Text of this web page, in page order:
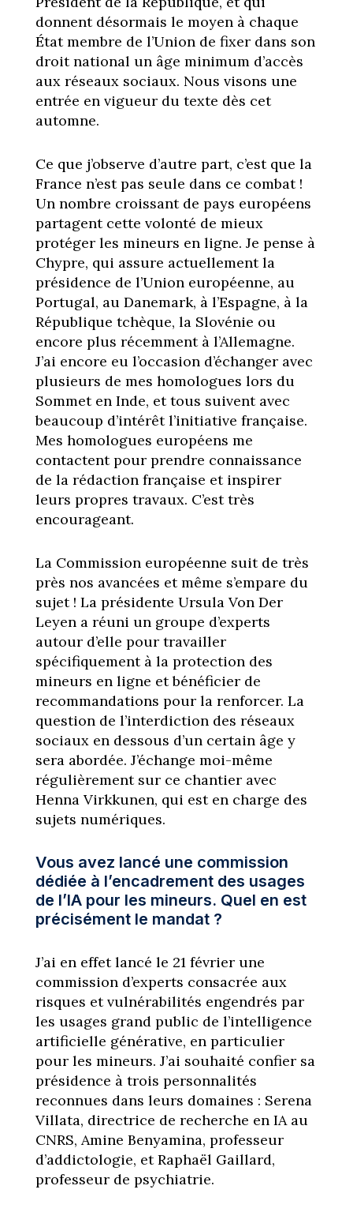
donnent désormais le moyen à chaque
État membre de l’Union de fixer dans son
droit national un âge minimum d’accès
aux réseaux sociaux. Nous visons une
entrée en vigueur du texte dès cet
automne.
Ce que j’observe d’autre part, c’est que la
France n’est pas seule dans ce combat !
Un nombre croissant de pays européens
partagent cette volonté de mieux
protéger les mineurs en ligne. Je pense à
Chypre, qui assure actuellement la
présidence de l’Union européenne, au
Portugal, au Danemark, à l’Espagne, à la
République tchèque, la Slovénie ou
encore plus récemment à l’Allemagne.
J’ai encore eu l’occasion d’échanger avec
plusieurs de mes homologues lors du
Sommet en Inde, et tous suivent avec
beaucoup d’intérêt l’initiative française.
Mes homologues européens me
contactent pour prendre connaissance
de la rédaction française et inspirer
leurs propres travaux. C’est très
encourageant.
La Commission européenne suit de très
près nos avancées et même s’empare du
sujet ! La présidente Ursula Von Der
Leyen a réuni un groupe d’experts
autour d’elle pour travailler
spécifiquement à la protection des
mineurs en ligne et bénéficier de
recommandations pour la renforcer. La
question de l’interdiction des réseaux
sociaux en dessous d’un certain âge y
sera abordée. J’échange moi-même
régulièrement sur ce chantier avec
Henna Virkkunen, qui est en charge des
sujets numériques.
Vous avez lancé une commission
dédiée à l’encadrement des usages
de l’IA pour les mineurs. Quel en est
précisément le mandat ?
J’ai en effet lancé le 21 février une
commission d’experts consacrée aux
risques et vulnérabilités engendrés par
les usages grand public de l’intelligence
artificielle générative, en particulier
pour les mineurs. J’ai souhaité confier sa
présidence à trois personnalités
reconnues dans leurs domaines : Serena
Villata, directrice de recherche en IA au
CNRS, Amine Benyamina, professeur
d’addictologie, et Raphaël Gaillard,
professeur de psychiatrie.